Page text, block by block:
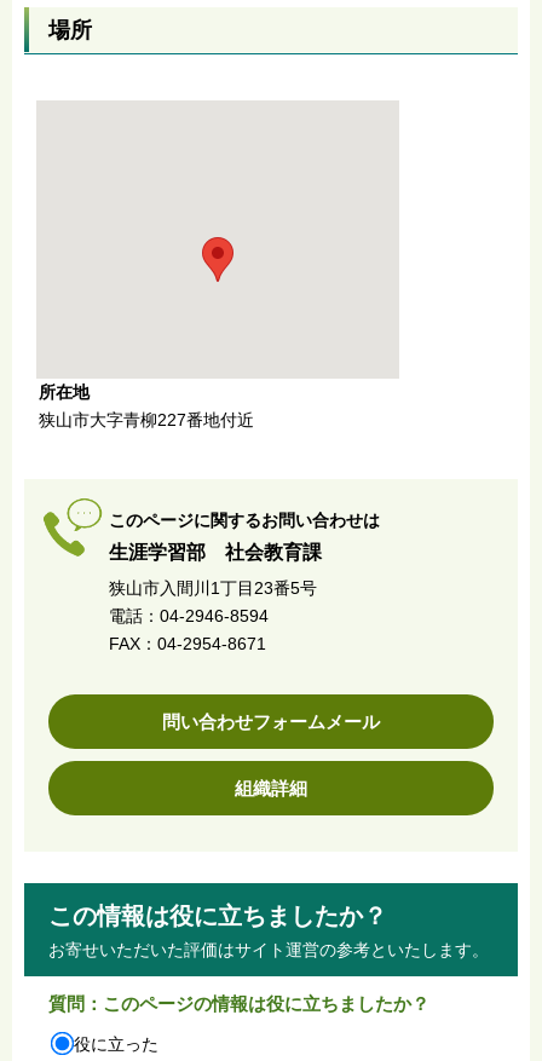
場所
所在地
狭山市大字青柳227番地付近
このページに関するお問い合わせは
生涯学習部 社会教育課
狭山市入間川1丁目23番5号
電話：04-2946-8594
FAX：04-2954-8671
問い合わせフォームメール
組織詳細
この情報は役に立ちましたか？
お寄せいただいた評価はサイト運営の参考といたします。
質問：このページの情報は役に立ちましたか？
役に立った